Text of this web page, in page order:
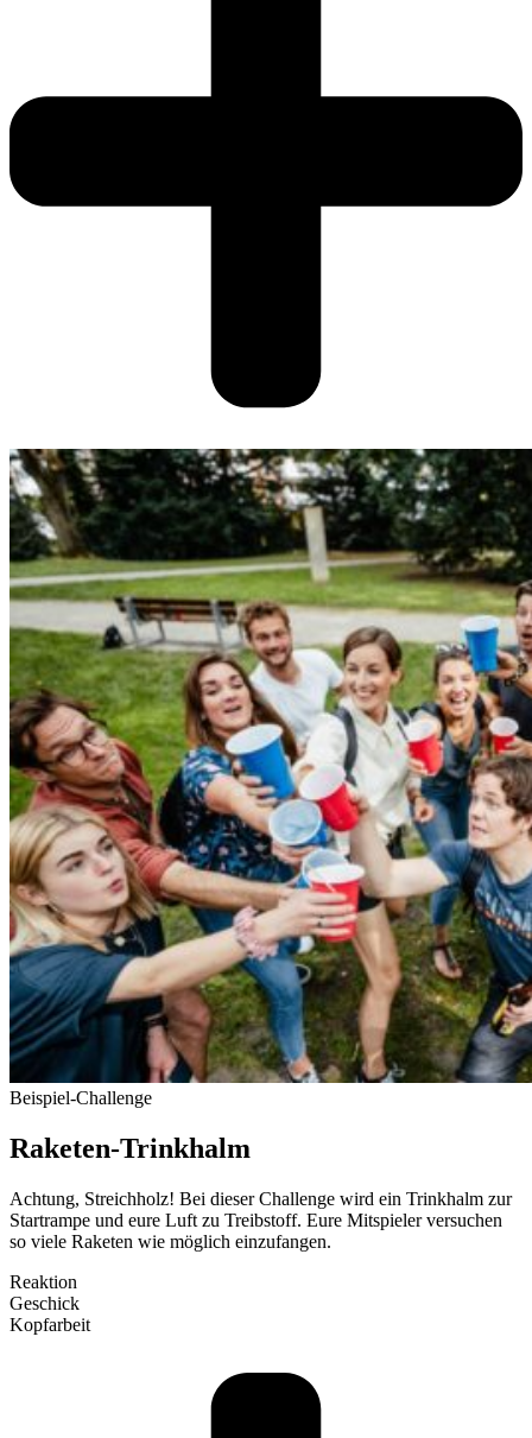
Bei­spiel-Challenge
Raketen-Trinkhalm
Achtung, Streichholz! Bei dieser Challenge wird ein Trinkhalm zur
Start­rampe und eure Luft zu Treib­stoff. Eure Mit­spieler ver­suchen
so viele Raketen wie möglich ein­zu­fangen.
Reaktion
Geschick
Kopf­arbeit